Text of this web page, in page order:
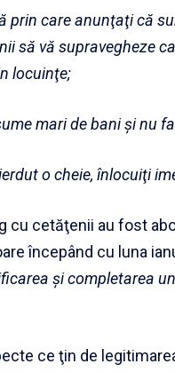
prin care anunţaţi că
să vă supravegheze
locuinţe;
mari de bani şi nu
o cheie, înlocuiţi
cu cetăţenii au fost
începând cu luna
şi completarea
ce ţin de